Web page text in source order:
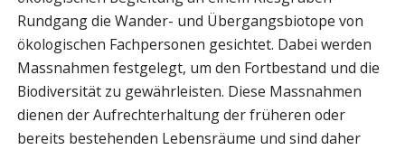
Rundgang die Wander- und Übergangsbiotope von
ökologischen Fachpersonen gesichtet. Dabei werden
Massnahmen festgelegt, um den Fortbestand und die
Biodiversität zu gewährleisten. Diese Massnahmen
dienen der Aufrechterhaltung der früheren oder
bereits bestehenden Lebensräume und sind daher